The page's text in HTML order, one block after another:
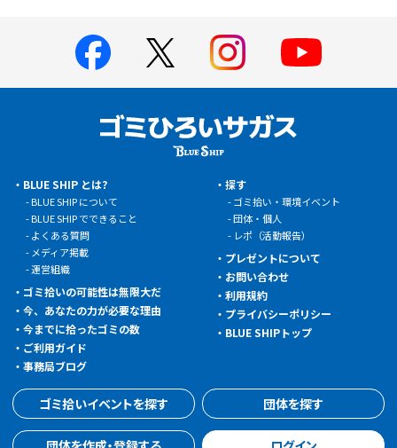
BLUE SHIP とは?
BLUE SHIP について
BLUE SHIP でできること
よくある質問
メディア掲載
運営組織
ゴミ拾いの可能性は無限大だ
今、あなたの力が必要な理由
今までに拾ったゴミの数
ご利用ガイド
事務局ブログ
探す
ゴミ拾い・環境イベント
団体・個人
レポ（活動報告）
プレゼントについて
お問い合わせ
利用規約
プライバシーポリシー
BLUE SHIPトップ
ゴミ拾いイベントを探す 団体を探す